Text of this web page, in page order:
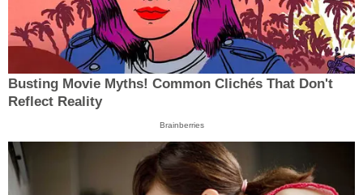
Busting Movie Myths! Common Clichés That Don't
Reflect Reality
Brainberries